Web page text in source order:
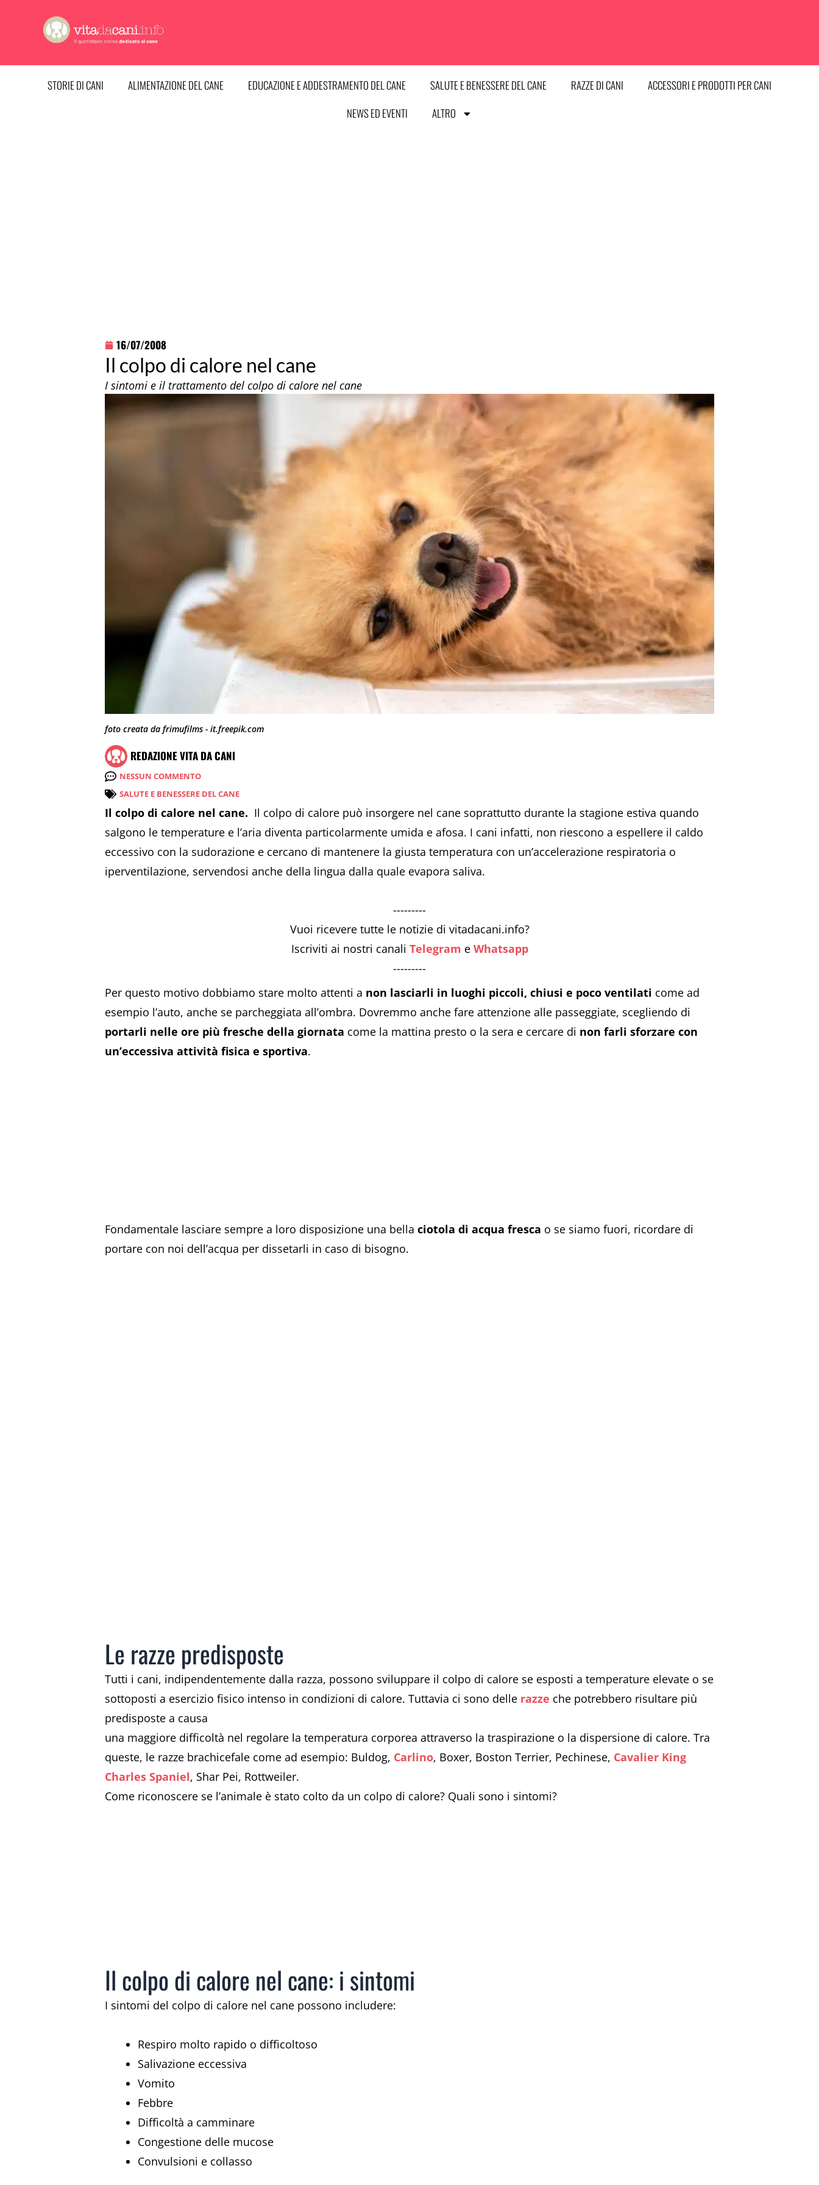
contenuto
STORIE DI CANI ALIMENTAZIONE DEL CANE EDUCAZIONE E ADDESTRAMENTO DEL CANE SALUTE E BENESSERE DEL CANE RAZZE DI CANI
ACCESSORI E PRODOTTI PER CANI
NEWS ED EVENTI
ALTRO
16/07/2008
Il colpo di calore nel cane
I sintomi e il trattamento del colpo di calore nel cane
foto creata da frimufilms - it.freepik.com
REDAZIONE VITA DA CANI
NESSUN COMMENTO
SALUTE E BENESSERE DEL CANE
Il colpo di calore nel cane. Il colpo di calore può insorgere nel cane soprattutto durante la stagione estiva quando
salgono le temperature e l’aria diventa particolarmente umida e afosa. I cani infatti, non riescono a espellere il caldo
eccessivo con la sudorazione e cercano di mantenere la giusta temperatura con un’accelerazione respiratoria o
iperventilazione, servendosi anche della lingua dalla quale evapora saliva.
---------
Vuoi ricevere tutte le notizie di vitadacani.info?
Iscriviti ai nostri canali Telegram e Whatsapp
---------
Per questo motivo dobbiamo stare molto attenti a non lasciarli in luoghi piccoli, chiusi e poco ventilati come ad
esempio l’auto, anche se parcheggiata all’ombra. Dovremmo anche fare attenzione alle passeggiate, scegliendo di
portarli nelle ore più fresche della giornata come la mattina presto o la sera e cercare di non farli sforzare con
un’eccessiva attività fisica e sportiva.
Fondamentale lasciare sempre a loro disposizione una bella ciotola di acqua fresca o se siamo fuori, ricordare di
portare con noi dell’acqua per dissetarli in caso di bisogno.
Le razze predisposte
Tutti i cani, indipendentemente dalla razza, possono sviluppare il colpo di calore se esposti a temperature elevate o se
sottoposti a esercizio fisico intenso in condizioni di calore. Tuttavia ci sono delle razze che potrebbero risultare più
predisposte a causa
una maggiore difficoltà nel regolare la temperatura corporea attraverso la traspirazione o la dispersione di calore. Tra
queste, le razze brachicefale come ad esempio: Buldog, Carlino, Boxer, Boston Terrier, Pechinese, Cavalier King
Charles Spaniel, Shar Pei, Rottweiler.
Come riconoscere se l’animale è stato colto da un colpo di calore? Quali sono i sintomi?
Il colpo di calore nel cane: i sintomi
I sintomi del colpo di calore nel cane possono includere:
Respiro molto rapido o difficoltoso
Salivazione eccessiva
Vomito
Febbre
Difficoltà a camminare
Congestione delle mucose
Convulsioni e collasso